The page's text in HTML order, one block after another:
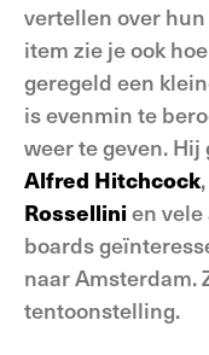
vertellen over
item zie je ook
geregeld een
is evenmin te
weer te geven.
Alfred Hitchcock,
Rossellini en
boards
naar Amsterdam.
tentoonstelling.